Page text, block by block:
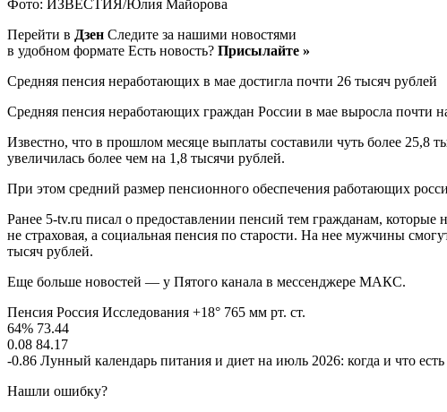
Фото: ИЗВЕСТИЯ/Юлия Майорова
Перейти в Дзен Следите за нашими новостями
в удобном формате Есть новость? Присылайте »
Средняя пенсия неработающих в мае достигла почти 26 тысяч рублей
Средняя пенсия неработающих граждан России в мае выросла почти
Известно, что в прошлом месяце выплаты составили чуть более 25,8
увеличилась более чем на 1,8 тысячи рублей.
При этом средний размер пенсионного обеспечения работающих
Ранее 5-tv.ru писал о предоставлении пенсий тем гражданам,
не страховая, а социальная пенсия по старости. На нее мужчины
тысяч рублей.
Еще больше новостей — у Пятого канала в мессенджере МАКС.
Пенсия Россия Исследования +18° 765 мм рт. ст.
64% 73.44
0.08 84.17
-0.86 Лунный календарь питания и диет на июль 2026: когда и что
Нашли ошибку?